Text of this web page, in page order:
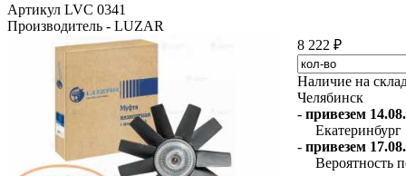
Артикул LVC 0341
Производитель - LUZAR
8 222 ₽
Наличие на
Челябинск
- привезем
Екатеринбург
- привезем
Вероятность